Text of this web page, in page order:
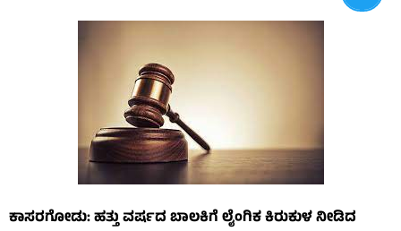
ಕಾಸರಗೋಡು: ಹತ್ತು ವರ್ಷದ ಬಾಲಕಿಗೆ ಲೈಂಗಿಕ ಕಿರುಕುಳ ನೀಡಿದ